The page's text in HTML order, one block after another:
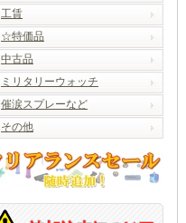
工賃
☆特価品
中古品
ミリタリーウォッチ
催涙スプレーなど
その他